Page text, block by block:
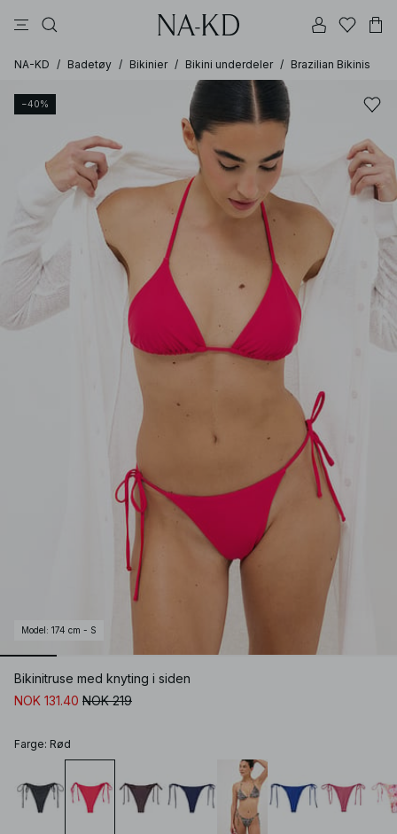
NA-KD / Badetøy / Bikinier / Bikini underdeler / Brazilian Bikinis
−40%
Model : 174 cm - S
Bikinitruse med knyting i siden
NOK 131.40 NOK 219
Farge: Rød